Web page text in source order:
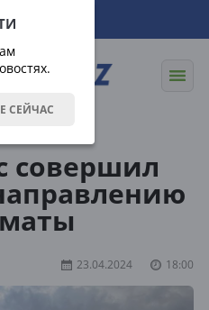
СЕЙЧАС
совершил
23.04.2024 18:00